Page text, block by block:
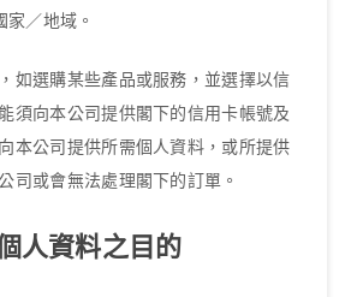
／地域。
如選購某些產品或服務，並選擇以信
須向本公司提供閣下的信用卡帳號及
本公司提供所需個人資料，或所提供
司或會無法處理閣下的訂單。
人資料之目的